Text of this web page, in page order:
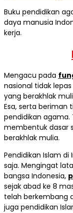
Buku pendidikan
daya manusia
kerja.
Mengacu pada
nasional tidak
yang berakhlak
Esa, serta beriman
pendidikan
membentuk dasar
berakhlak mulia.
Pendidikan Islam
saja. Mengingat
bangsa Indonesia,
sejak abad ke 8
telah berkembang
juga pendidikan